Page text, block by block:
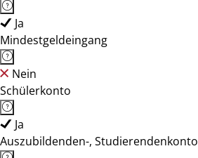
Ja
Mindestgeldeingang
Nein
Schülerkonto
Ja
Auszubildenden-, Studierendenkonto